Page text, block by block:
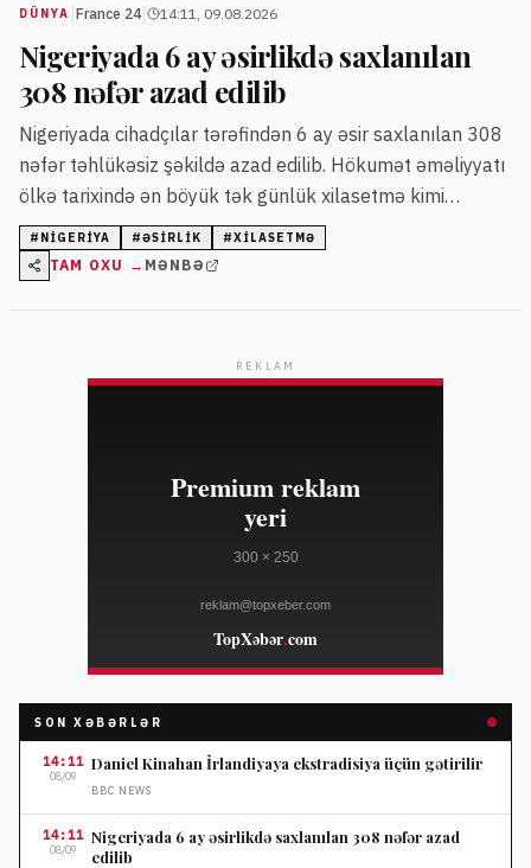
DÜNYA France 24| 14:11, 09.08.2026
Nigeriyada 6 ay əsirlikdə saxlanılan
308 nəfər azad edilib
Nigeriyada cihadçılar tərəfindən 6 ay əsir saxlanılan 308
nəfər təhlükəsiz şəkildə azad edilib. Hökumət əməliyyatı
ölkə tarixində ən böyük tək günlük xilasetmə kimi
qiymətləndirib.
# NIGERIYA #ƏSIRLIK #XILASETMƏ
TAM OXU → MƏNBƏ
REKLAM
SON XƏBƏRLƏR
14:11
08/09
Daniel Kinahan İrlandiyaya ekstradisiya üçün gətirilir
BBC NEWS
14:11
08/09
Nigeriyada 6 ay əsirlikdə saxlanılan 308 nəfər azad
edilib